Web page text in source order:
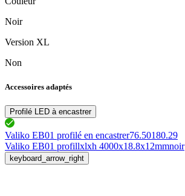
Noir
Version XL
Non
Accessoires adaptés
Profilé LED à encastrer
Valiko EB01 profilé en encastrer76.50180.29
Valiko EB01 profillxlxh 4000x18.8x12mmnoir
keyboard_arrow_right